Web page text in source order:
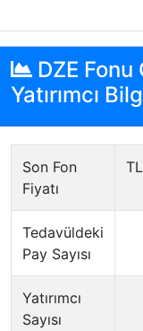
DZE Fonu
Yatırımcı
Son Fon
Fiyatı
TL
Tedavüldeki
Pay Sayısı
Yatırımcı
Sayısı